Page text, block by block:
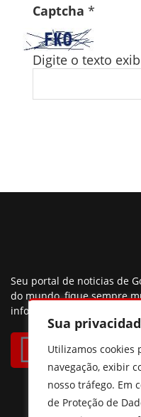
Sua
Utilizamos cookies
navegação, exibir
nosso tráfego. Em
de Proteção de
Captcha *
Digite o texto
Seu portal de noticias de
do mundo, fique sempre
informado.